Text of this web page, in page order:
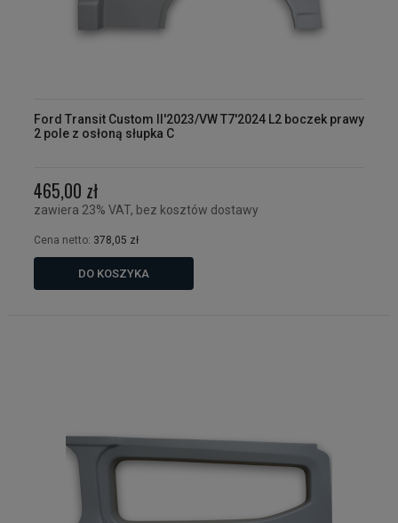
Ford Transit Custom II'2023/VW T7'2024 L2 boczek prawy
2 pole z osłoną słupka C
465,00 zł
zawiera 23% VAT, bez kosztów dostawy
Cena netto: 378,05 zł
DO KOSZYKA